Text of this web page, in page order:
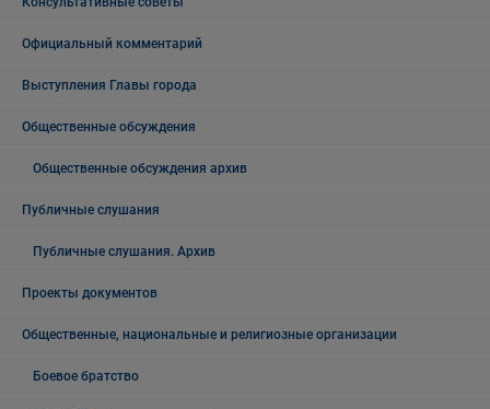
Официальный комментарий
Выступления Главы города
Общественные обсуждения
Общественные обсуждения архив
Публичные слушания
Публичные слушания. Архив
Проекты документов
Общественные, национальные и религиозные организации
Боевое братство